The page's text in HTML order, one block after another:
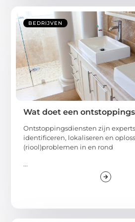
BEDRIJVEN
Wat doet een
Ontstoppingsdiensten zijn
identificeren, lokaliseren en
(riool)problemen in en rond
...